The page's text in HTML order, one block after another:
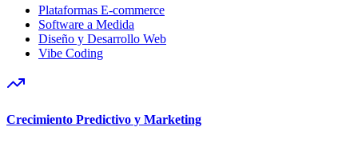
Plataformas E-commerce
Software a Medida
Diseño y Desarrollo Web
Vibe Coding
Crecimiento Predictivo y Marketing